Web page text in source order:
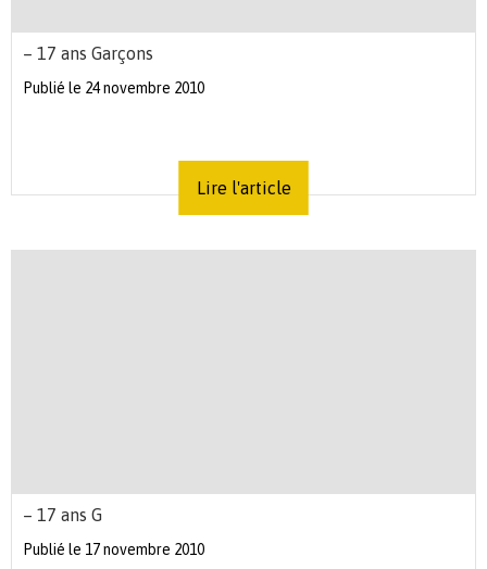
– 17 ans Garçons
Publié le 24 novembre 2010
Lire l'article
– 17 ans G
Publié le 17 novembre 2010